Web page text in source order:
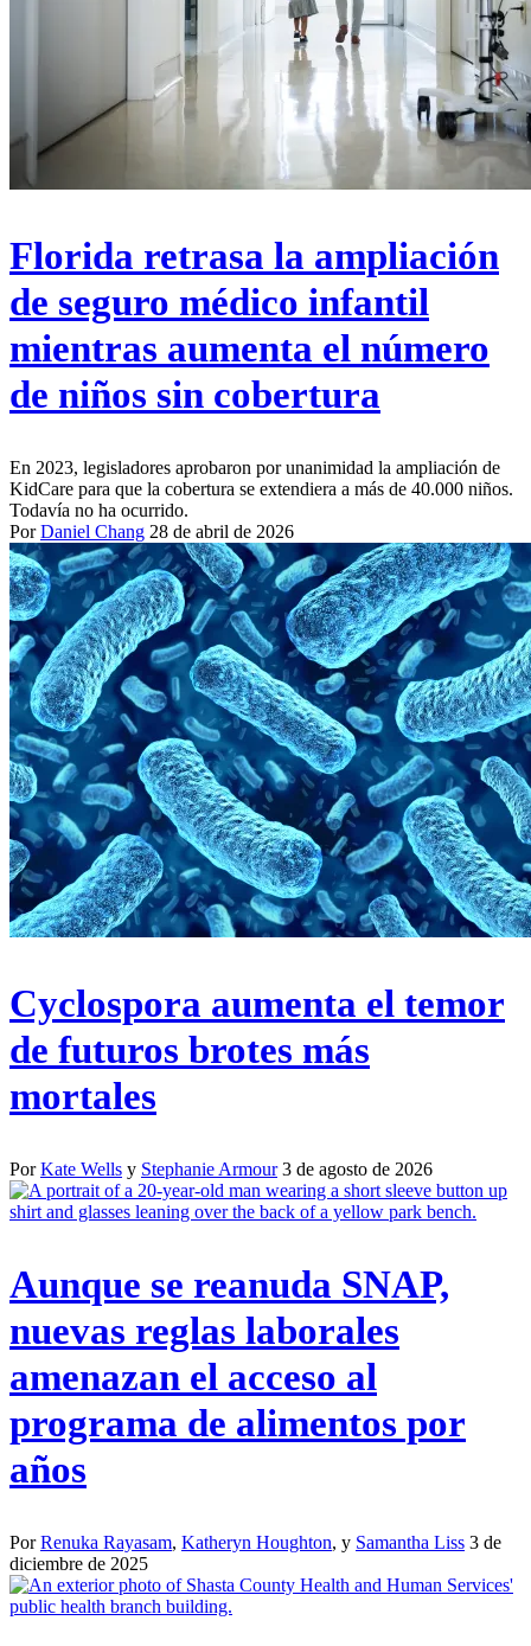
Florida retrasa la ampliación
de seguro médico infantil
mientras aumenta el número
de niños sin cobertura
En 2023, legisladores aprobaron por unanimidad la ampliación de
KidCare para que la cobertura se extendiera a más de 40.000 niños.
Todavía no ha ocurrido.
PorDaniel Chang 28 de abril de 2026
Cyclospora aumenta el temor
de futuros brotes más
mortales
PorKate Wells y Stephanie Armour 3 de agosto de 2026
Aunque se reanuda SNAP,
nuevas reglas laborales
amenazan el acceso al
programa de alimentos por
años
PorRenuka Rayasam, Katheryn Houghton, y Samantha Liss 3 de
diciembre de 2025